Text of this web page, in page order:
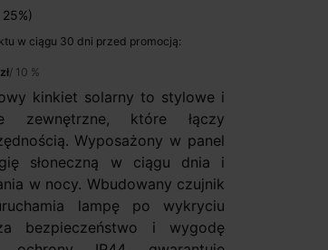
w ciągu 30 dni przed promocją:
/ 10 %
kinkiet solarny to stylowe i
zewnętrzne, które łączy
Wyposażony w panel
słoneczną w ciągu dnia i
w nocy. Wbudowany czujnik
lampę po wykryciu
bezpieczeństwo i wygodę